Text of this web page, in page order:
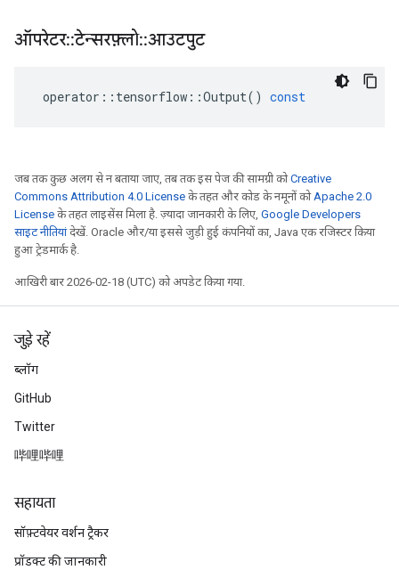
ऑपरेटर::टेन्सरफ़्लो::आउटपुट
operator :: tensorflow ::Output() const
जब तक कुछ अलग से न बताया जाए, तब तक इस पेज की सामग्री कोCreative
Commons Attribution 4.0 License के तहत और कोड के नमूनों कोApache 2.0
License के तहत लाइसेंस मिला है. ज़्यादा जानकारी के लिए, Google Developers
साइट नीतियांदेखें. Oracle और/या इससे जुड़ी हुई कंपनियों का, Java एक रजिस्टर किया
हुआ ट्रेडमार्क है.
आखिरी बार 2026-02-18 (UTC) को अपडेट किया गया.
जुड़े रहें
ब्लॉग
GitHub
Twitter
哔哩哔哩
सहायता
सॉफ़्टवेयर वर्शन ट्रैकर
प्रॉडक्ट की जानकारी